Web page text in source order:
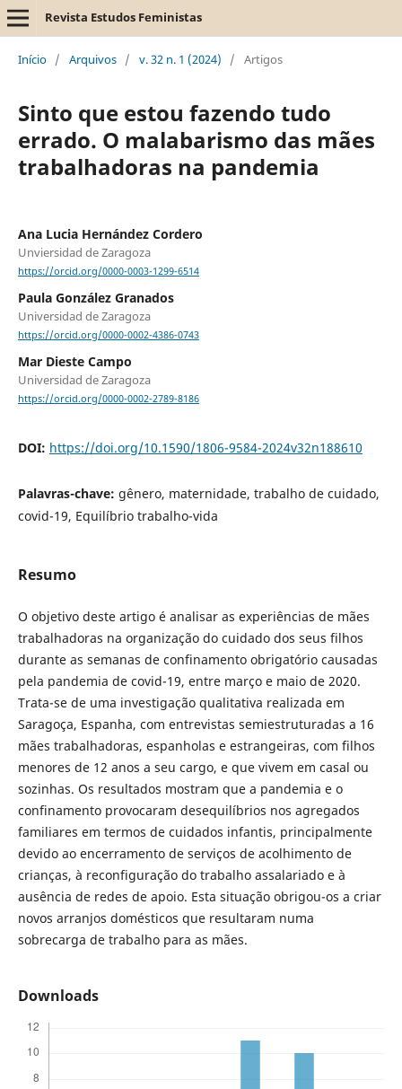
Revista Estudos Feministas
Início / Arquivos / v. 32 n. 1 (2024) / Artigos
Sinto que estou fazendo tudo
errado. O malabarismo das mães
trabalhadoras na pandemia
Ana Lucia Hernández Cordero
Unviersidad de Zaragoza
https://orcid.org/0000-0003-1299-6514
Paula González Granados
Universidad de Zaragoza
https://orcid.org/0000-0002-4386-0743
Mar Dieste Campo
Universidad de Zaragoza
https://orcid.org/0000-0002-2789-8186
DOI: https://doi.org/10.1590/1806-9584-2024v32n188610
Palavras-chave: gênero, maternidade, trabalho de cuidado,
covid-19, Equilíbrio trabalho-vida
Resumo
O objetivo deste artigo é analisar as experiências de mães
trabalhadoras na organização do cuidado dos seus filhos
durante as semanas de confinamento obrigatório causadas
pela pandemia de covid-19, entre março e maio de 2020.
Trata-se de uma investigação qualitativa realizada em
Saragoça, Espanha, com entrevistas semiestruturadas a 16
mães trabalhadoras, espanholas e estrangeiras, com filhos
menores de 12 anos a seu cargo, e que vivem em casal ou
sozinhas. Os resultados mostram que a pandemia e o
confinamento provocaram desequilíbrios nos agregados
familiares em termos de cuidados infantis, principalmente
devido ao encerramento de serviços de acolhimento de
crianças, à reconfiguração do trabalho assalariado e à
ausência de redes de apoio. Esta situação obrigou-os a criar
novos arranjos domésticos que resultaram numa
sobrecarga de trabalho para as mães.
Downloads